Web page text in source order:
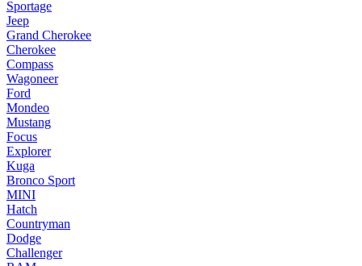
Sportage
Jeep
Grand Cherokee
Cherokee
Compass
Wagoneer
Ford
Mondeo
Mustang
Focus
Explorer
Kuga
Bronco Sport
MINI
Hatch
Countryman
Dodge
Challenger